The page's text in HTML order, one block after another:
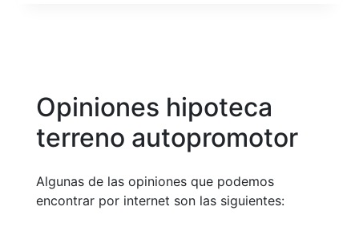
Opiniones hipoteca
terreno autopromotor
Algunas de las opiniones que podemos
encontrar por internet son las siguientes: